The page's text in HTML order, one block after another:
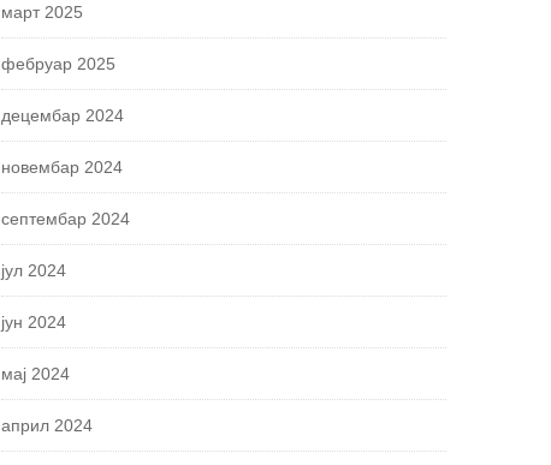
март 2025
фебруар 2025
децембар 2024
новембар 2024
септембар 2024
јул 2024
јун 2024
мај 2024
април 2024